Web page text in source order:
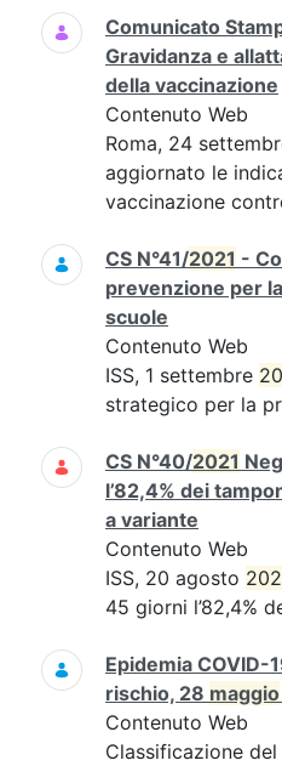
Comunicato
Gravidanza e
della vaccinazione
Contenuto Web
Roma, 24
aggiornato le
vaccinazione
CS N°41/2021 -
prevenzione per
scuole
Contenuto Web
ISS, 1 settembre
strategico per la
CS N°40/2021
l’82,4% dei
a variante
Contenuto Web
ISS, 20 agosto
45 giorni l’82,4%
Epidemia COVID-
rischio, 28 maggio
Contenuto Web
Classificazione